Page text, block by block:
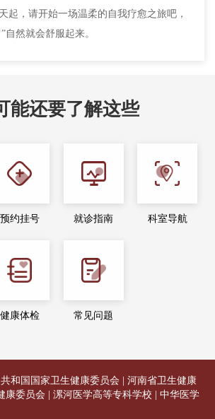
起，请开始一场温柔的自我疗愈之旅吧，
自然就会舒服起来。
能还要了解这些
预约挂号 就诊指南 科室导航
健康体检 常见问题
和国国家卫生健康委员会
河南省卫生健康
康委员会 漯河医学高等专科学校
中华医学